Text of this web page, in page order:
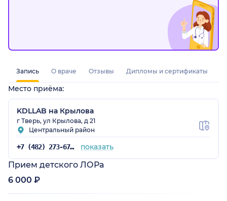
Запись О враче Отзывы Дипломы и сертификаты
Место приёма:
KDLLAB на Крылова
г Тверь, ул Крылова, д 21
Центральный район
+7 (482) 273-67-36 показать
Прием детского ЛОРа
6 000 ₽